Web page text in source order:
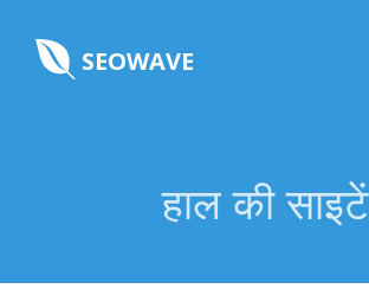
SEOWAVE
हाल की साइटें